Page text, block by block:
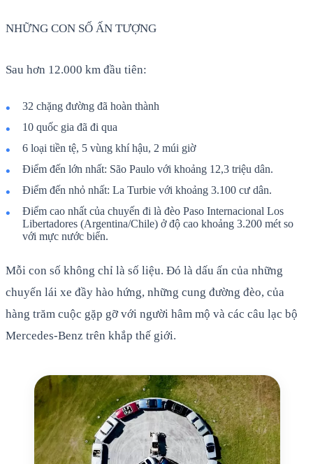
NHỮNG CON SỐ ẤN TƯỢNG
Sau hơn 12.000 km đầu tiên:
32 chặng đường đã hoàn thành
10 quốc gia đã đi qua
6 loại tiền tệ, 5 vùng khí hậu, 2 múi giờ
Điểm đến lớn nhất: São Paulo với khoảng 12,3 triệu dân.
Điểm đến nhỏ nhất: La Turbie với khoảng 3.100 cư dân.
Điểm cao nhất của chuyến đi là đèo Paso Internacional Los
Libertadores (Argentina/Chile) ở độ cao khoảng 3.200 mét so
với mực nước biển.
Mỗi con số không chỉ là số liệu. Đó là dấu ấn của những
chuyến lái xe đầy hào hứng, những cung đường đèo, của
hàng trăm cuộc gặp gỡ với người hâm mộ và các câu lạc bộ
Mercedes-Benz trên khắp thế giới.